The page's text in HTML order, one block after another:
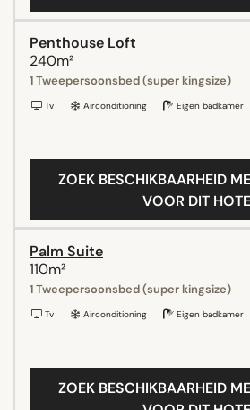
Penthouse Loft
240m²
1 Tweepersoonsbed (super kingsize)
Tv Airconditioning Eigen badkamer
ZOEK BESCHIKBAARHEID
VOOR DIT
Palm Suite
110m²
1 Tweepersoonsbed (super kingsize)
Tv Airconditioning Eigen badkamer
ZOEK BESCHIKBAARHEID